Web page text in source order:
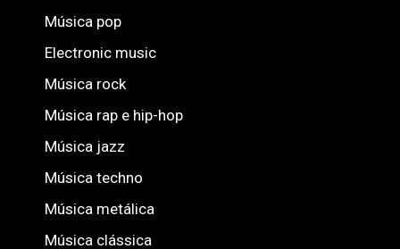
Música pop
Electronic music
Música rock
Música rap e hip-hop
Música jazz
Música techno
Música metálica
Música clássica